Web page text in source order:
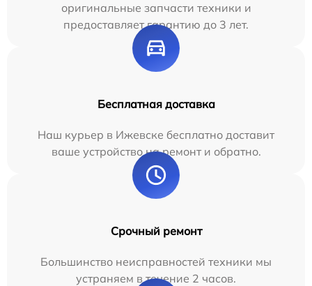
оригинальные запчасти техники и
предоставляет гарантию до 3 лет.
Бесплатная доставка
Наш курьер в Ижевске бесплатно доставит
ваше устройство на ремонт и обратно.
Срочный ремонт
Большинство неисправностей техники мы
устраняем в течение 2 часов.